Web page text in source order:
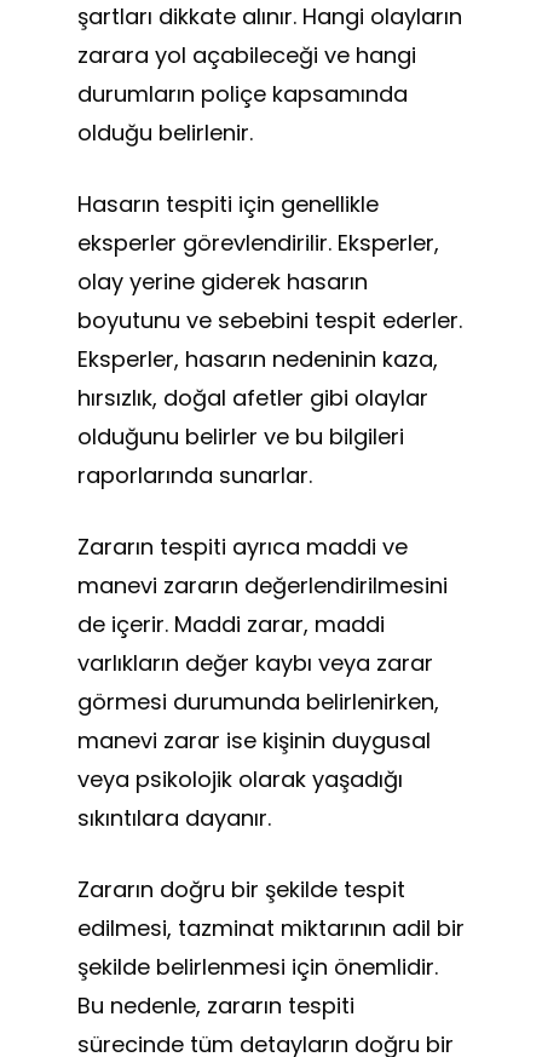
şartları dikkate alınır. Hangi olayların
zarara yol açabileceği ve hangi
durumların poliçe kapsamında
olduğu belirlenir.
Hasarın tespiti için genellikle
eksperler görevlendirilir. Eksperler,
olay yerine giderek hasarın
boyutunu ve sebebini tespit ederler.
Eksperler, hasarın nedeninin kaza,
hırsızlık, doğal afetler gibi olaylar
olduğunu belirler ve bu bilgileri
raporlarında sunarlar.
Zararın tespiti ayrıca maddi ve
manevi zararın değerlendirilmesini
de içerir. Maddi zarar, maddi
varlıkların değer kaybı veya zarar
görmesi durumunda belirlenirken,
manevi zarar ise kişinin duygusal
veya psikolojik olarak yaşadığı
sıkıntılara dayanır.
Zararın doğru bir şekilde tespit
edilmesi, tazminat miktarının adil bir
şekilde belirlenmesi için önemlidir.
Bu nedenle, zararın tespiti
sürecinde tüm detayların doğru bir